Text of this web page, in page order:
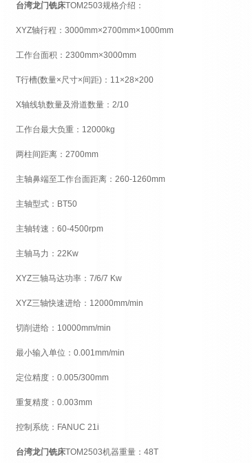
台湾龙门铣床TOM2503规格介绍：
XYZ轴行程：3000mm×2700mm×1000mm
工作台面积：2300mm×3000mm
T行槽(数量×尺寸×间距)：11×28×200
X轴线轨数量及滑道数量：2/10
工作台最大负重：12000kg
两柱间距离：2700mm
主轴鼻端至工作台面距离：260-1260mm
主轴型式：BT50
主轴转速：60-4500rpm
主轴马力：22Kw
XYZ三轴马达功率：7/6/7 Kw
XYZ三轴快速进给：12000mm/min
切削进给：10000mm/min
最小输入单位：0.001mm/min
定位精度：0.005/300mm
重复精度：0.003mm
控制系统：FANUC 21i
台湾龙门铣床TOM2503机器重量：48T